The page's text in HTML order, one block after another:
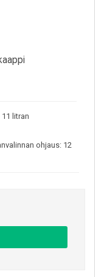
litran
ohjaus: 12